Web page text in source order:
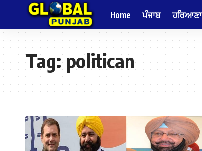
Home ਪੰਜਾਬ ਹਰਿਆਣਾ
Tag:politican